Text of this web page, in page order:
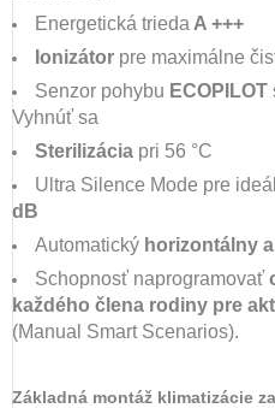
Energetická trieda A +++
Ionizátor pre maximálne
Senzor pohybu ECOPILOT
Vyhnúť sa
Sterilizácia pri 56 °C
Ultra Silence Mode pre
dB
Automatický horizontálny
Schopnosť naprogramovať
každého člena rodiny pre
(Manual Smart Scenarios).
Základná montáž klimatizácie